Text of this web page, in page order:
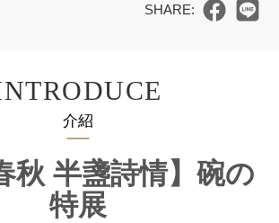
介紹
秋 半盞詩情】碗の
特展